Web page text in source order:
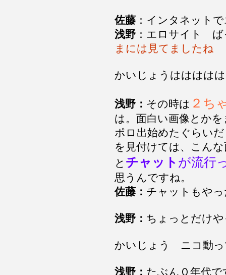
佐藤 ：インタネット
浅野 ：エロサイト ば
まには見てましたね
かいじょうははははは
浅野： その時は ２ち
は。面白い画像とか
ポロ出始めたぐらい
を見付けては、こん
と チャット が流行
思うんですね。
佐藤： チャットもや
浅野： ちょっとだけ
かいじょう ニコ動っ
浅野： たぶん０年代